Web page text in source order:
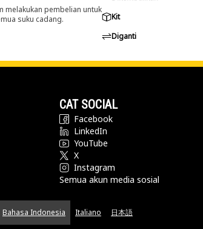
melakukan pembelian untuk
suku cadang.
Kit
Diganti
CAT SOCIAL
Facebook
LinkedIn
YouTube
X
Instagram
Semua akun media sosial
Bahasa Indonesia Italiano 日本語